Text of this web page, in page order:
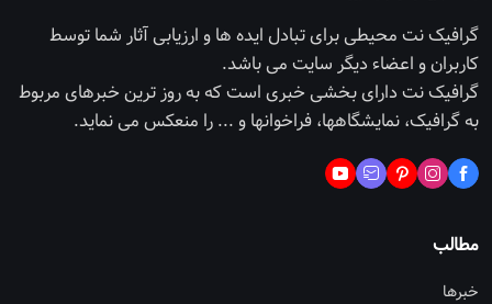
گرافیک نت محیطی برای تبادل ایده ها و ارزیابی آثار شما توسط
کاربران و اعضاء دیگر سایت می باشد.
گرافیک نت دارای بخشی خبری است که به روز ترین خبرهای مربوط
به گرافیک، نمایشگاهها، فراخوانها و ... را منعکس می نماید.
مطالب
خبرها